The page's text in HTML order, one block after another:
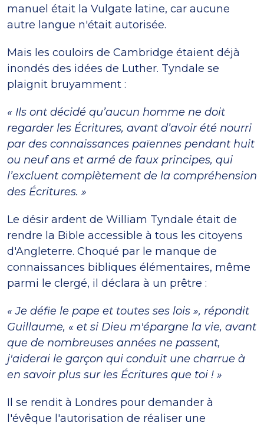
manuel était la Vulgate latine, car aucune
autre langue n'était autorisée.
Mais les couloirs de Cambridge étaient déjà
inondés des idées de Luther. Tyndale se
plaignit bruyamment :
« Ils ont décidé qu’aucun homme ne doit
regarder les Écritures, avant d’avoir été nourri
par des connaissances païennes pendant huit
ou neuf ans et armé de faux principes, qui
l’excluent complètement de la compréhension
des Écritures. »
Le désir ardent de William Tyndale était de
rendre la Bible accessible à tous les citoyens
d'Angleterre. Choqué par le manque de
connaissances bibliques élémentaires, même
parmi le clergé, il déclara à un prêtre :
« Je défie le pape et toutes ses lois », répondit
Guillaume, « et si Dieu m'épargne la vie, avant
que de nombreuses années ne passent,
j'aiderai le garçon qui conduit une charrue à
en savoir plus sur les Écritures que toi ! »
Il se rendit à Londres pour demander à
l'évêque l'autorisation de réaliser une